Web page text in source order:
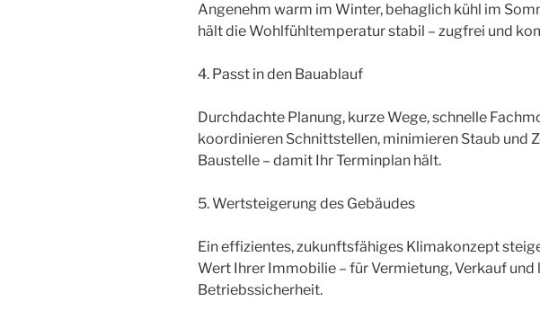
Angenehm warm im Winter, behaglich kühl im
hält die Wohlfühltemperatur stabil – zugfrei und
4. Passt in den Bauablauf
Durchdachte Planung, kurze Wege, schnelle
koordinieren Schnittstellen, minimieren Staub und
Baustelle – damit Ihr Terminplan hält.
5. Wertsteigerung des Gebäudes
Ein effizientes, zukunftsfähiges Klimakonzept
Wert Ihrer Immobilie – für Vermietung, Verkauf
Betriebssicherheit.